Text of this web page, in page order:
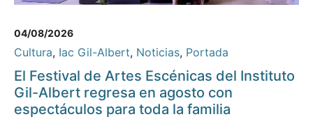
04/08/2026
Cultura, Iac Gil-Albert, Noticias, Portada
El Festival de Artes Escénicas del Instituto
Gil-Albert regresa en agosto con
espectáculos para toda la familia